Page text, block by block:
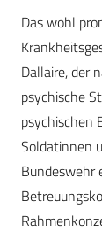
Das wohl
Dallaire, der
psychische
psychischen
Soldatinnen
Bundeswehr